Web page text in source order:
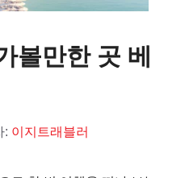
볼만한 곳 베
: 이지트래블러